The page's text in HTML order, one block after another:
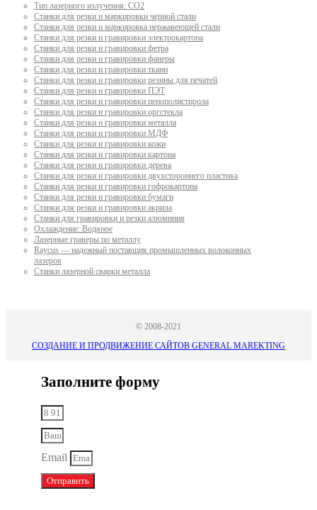
Тип лазерного излучения: СО2
Станки для резки и маркировки черной стали
Станки для резки и маркировка нержавеющей стали
Станки для резки и гравировки электрокартона
Станки для резки и гравировки фетра
Станки для резки и гравировки фанеры
Станки для резки и гравировки ткани
Станки для резки и гравировки резины для печатей
Станки для резки и гравировки ПЭТ
Станки для резки и гравировки пенополистирола
Станки для резки и гравировки оргстекла
Станки для резки и гравировки металла
Станки для резки и гравировки МДФ
Станки для резки и гравировки кожи
Станки для резки и гравировки картона
Станки для резки и гравировки дерева
Станки для резки и гравировки двухстороннего пластика
Станки для резки и гравировки гофрокартона
Станки для резки и гравировки бумаги
Станки для резки и гравировки акрила
Станки для гравировки и резки алюминия
Охлаждение: Водяное
Лазерные граверы по металлу
Raycus — надежный поставщик промышленных волоконных
лазеров
Cтанки лазерной сварки металла
© 2008-2021
СОЗДАНИЕ И ПРОДВИЖЕНИЕ САЙТОВ GENERAL MAREKTING
Заполните форму
Email
Отправить